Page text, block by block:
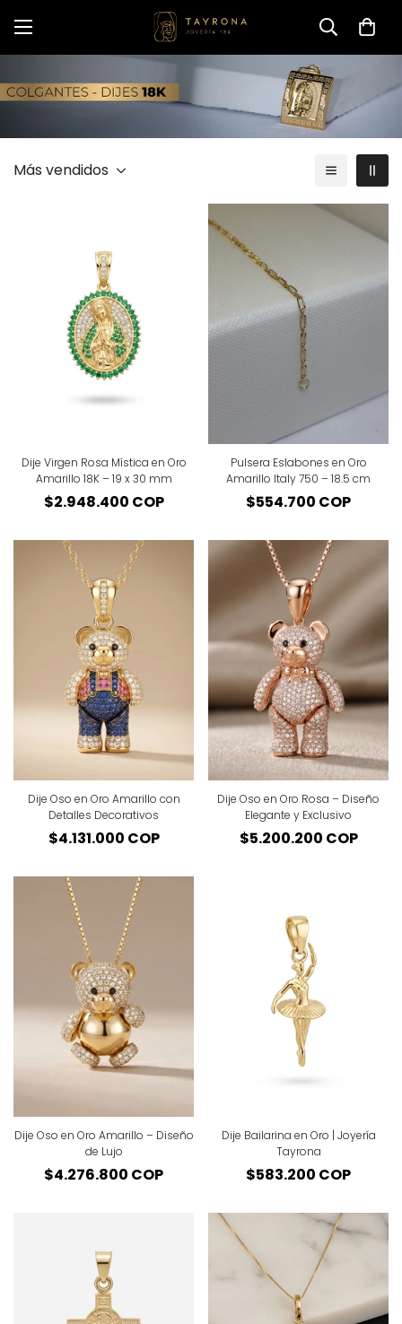
Más vendidos
Dije Virgen Rosa Mística en Oro
Amarillo 18K – 19 x 30 mm
Precio
$2.948.400 COP
Pulsera Eslabones en Oro
Amarillo Italy 750 – 18.5 cm
Precio
$554.700 COP
Dije Oso en Oro Amarillo con
Detalles Decorativos
Precio
$4.131.000 COP
Dije Oso en Oro Rosa – Diseño
Elegante y Exclusivo
Precio
$5.200.200 COP
Dije Oso en Oro Amarillo – Diseño
de Lujo
Precio
$4.276.800 COP
Dije Bailarina en Oro | Joyería
Tayrona
Precio
$583.200 COP